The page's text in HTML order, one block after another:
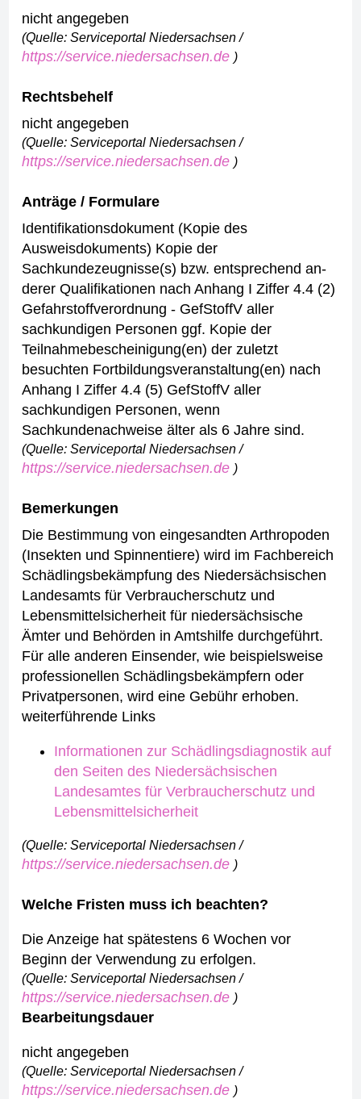
nicht angegeben
(Quelle: Serviceportal Niedersachsen /
https://service.niedersachsen.de )
Rechtsbehelf
nicht angegeben
(Quelle: Serviceportal Niedersachsen /
https://service.niedersachsen.de )
Anträge / Formulare
Identifikationsdokument (Kopie des
Ausweisdokuments) Kopie der
Sachkundezeugnisse(s) bzw. entsprechend an-
derer Qualifikationen nach Anhang I Ziffer 4.4 (2)
Gefahrstoffverordnung - GefStoffV aller
sachkundigen Personen ggf. Kopie der
Teilnahmebescheinigung(en) der zuletzt
besuchten Fortbildungsveranstaltung(en) nach
Anhang I Ziffer 4.4 (5) GefStoffV aller
sachkundigen Personen, wenn
Sachkundenachweise älter als 6 Jahre sind.
(Quelle: Serviceportal Niedersachsen /
https://service.niedersachsen.de )
Bemerkungen
Die Bestimmung von eingesandten Arthropoden
(Insekten und Spinnentiere) wird im Fachbereich
Schädlingsbekämpfung des Niedersächsischen
Landesamts für Verbraucherschutz und
Lebensmittelsicherheit für niedersächsische
Ämter und Behörden in Amtshilfe durchgeführt.
Für alle anderen Einsender, wie beispielsweise
professionellen Schädlingsbekämpfern oder
Privatpersonen, wird eine Gebühr erhoben.
weiterführende Links
Informationen zur Schädlingsdiagnostik auf
den Seiten des Niedersächsischen
Landesamtes für Verbraucherschutz und
Lebensmittelsicherheit
(Quelle: Serviceportal Niedersachsen /
https://service.niedersachsen.de )
Welche Fristen muss ich beachten?
Die Anzeige hat spätestens 6 Wochen vor
Beginn der Verwendung zu erfolgen.
(Quelle: Serviceportal Niedersachsen /
https://service.niedersachsen.de )
Bearbeitungsdauer
nicht angegeben
(Quelle: Serviceportal Niedersachsen /
https://service.niedersachsen.de )